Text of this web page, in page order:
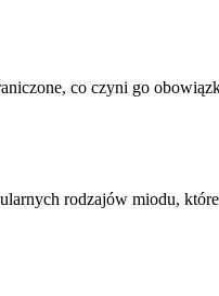
co czyni ⁢go
rodzajów miodu,